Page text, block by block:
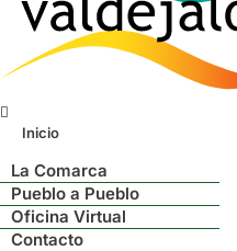
Menú
Inicio
La Comarca
Pueblo a Pueblo
Oficina Virtual
Contacto